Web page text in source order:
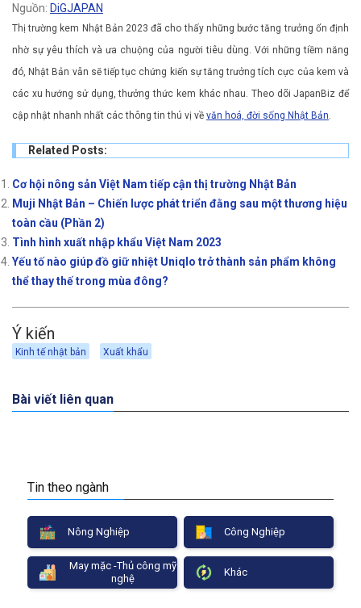
Nguồn: DiGJAPAN
Thị trường kem Nhật Bản 2023 đã cho thấy những bước tăng trưởng ổn định
nhờ sự yêu thích và ưa chuộng của người tiêu dùng. Với những tiềm năng
đó, Nhật Bản vẫn sẽ tiếp tục chứng kiến sự tăng trưởng tích cực của kem và
các xu hướng sử dụng, thưởng thức kem khác nhau. Theo dõi JapanBiz để
cập nhật nhanh nhất các thông tin thú vị về văn hoá, đời sống Nhật Bản
Related Posts:
Cơ hội nông sản Việt Nam tiếp cận thị trường Nhật Bản
Muji Nhật Bản – Chiến lược phát triển đằng sau một thương hiệu
toàn cầu (Phần 2)
Tình hình xuất nhập khẩu Việt Nam 2023
Yếu tố nào giúp đồ giữ nhiệt Uniqlo trở thành sản phẩm không
thể thay thế trong mùa đông?
Ý kiến
Kinh tế nhật bản Xuất khẩu
Bài viết liên quan
Tin theo ngành
Nông Nghiệp Công Nghiệp
May mặc -Thủ công mỹ
nghệ
Khác